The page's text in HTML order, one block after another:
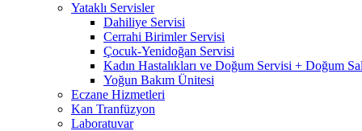
Yataklı Servisler
Dahiliye Servisi
Cerrahi Birimler Servisi
Çocuk-Yenidoğan Servisi
Kadın Hastalıkları ve Doğum Servisi + Doğum
Yoğun Bakım Ünitesi
Eczane Hizmetleri
Kan Tranfüzyon
Laboratuvar